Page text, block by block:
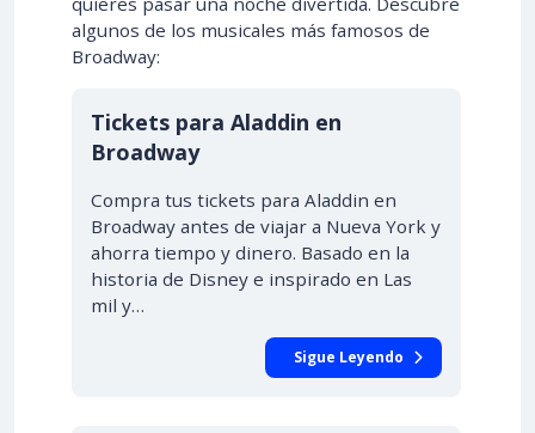
algunos de los musicales más famosos de
Broadway:
Tickets para Aladdin en
Broadway
Compra tus tickets para Aladdin en
Broadway antes de viajar a Nueva York y
ahorra tiempo y dinero. Basado en la
historia de Disney e inspirado en Las
mil y…
Sigue Leyendo